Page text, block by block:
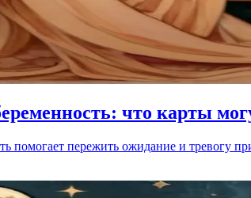
что карты
помогает пережить ожидание и тревогу